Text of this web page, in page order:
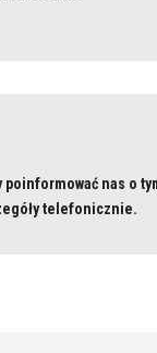
nas o
telefonicznie.